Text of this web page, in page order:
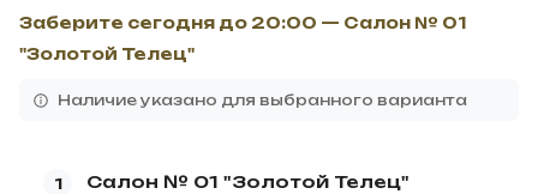
Заберите сегодня до 20:00 — Салон № 01
"Золотой Телец"
Наличие указано для выбранного варианта
1 Салон № 01 "Золотой Телец"